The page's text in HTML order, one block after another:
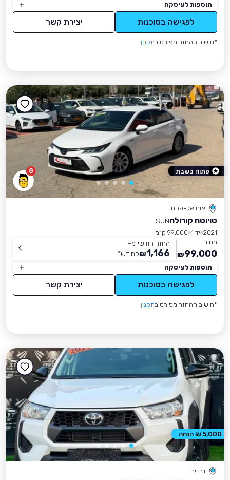
תוספות לעיסקה
לפגישה בסוכנות יצירת קשר
*חישוב ההחזר מפורט בתקנון
8
אום אל-פחם
טויוטה קורולהSUN
2021 יד 1
99,000 ק״מ
מחיר
99,000
₪
החזר חודשי מ-
1,166
₪לחודש*
תוספות לעיסקה
לפגישה בסוכנות יצירת קשר
*חישוב ההחזר מפורט בתקנון
פתוח בשבת
נתניה
5,000 ₪ הנחה